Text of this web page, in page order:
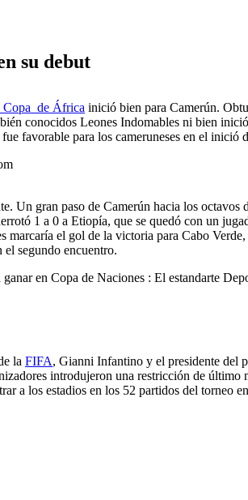
su debut
Copa de África inició bien para Camerún.
conocidos Leones Indomables ni bien
favorable para los cameruneses en el inició
Un gran paso de Camerún hacia los
1 a 0 a Etiopía, que se quedó con un
marcaría el gol de la victoria para Cabo
segundo encuentro.
la FIFA, Gianni Infantino y el presidente del
introdujeron una restricción de
a los estadios en los 52 partidos del